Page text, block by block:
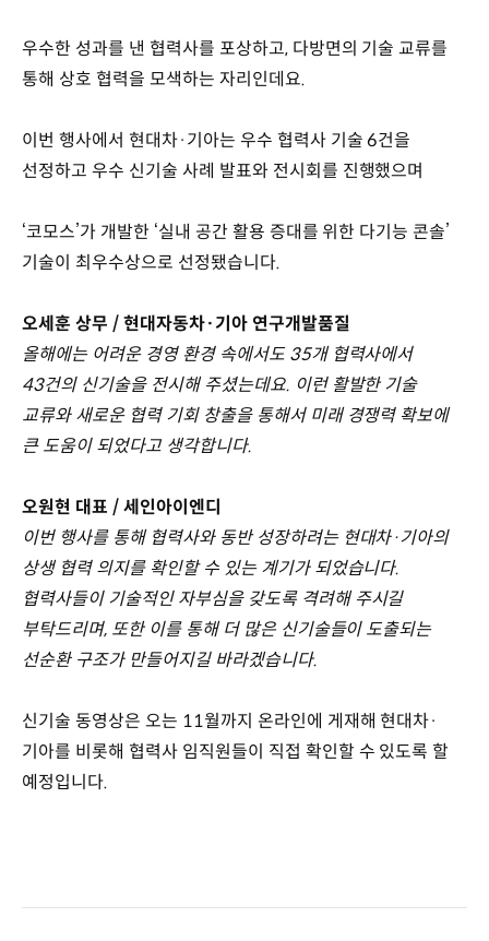
우수한 성과를 낸 협력사를 포상하고, 다방면의 기술 교류를
통해 상호 협력을 모색하는 자리인데요.
이번 행사에서 현대차·기아는 우수 협력사 기술 6건을
선정하고 우수 신기술 사례 발표와 전시회를 진행했으며
‘코모스’가 개발한 ‘실내 공간 활용 증대를 위한 다기능 콘솔’
기술이 최우수상으로 선정됐습니다.
오세훈 상무 / 현대자동차·기아 연구개발품질
올해에는 어려운 경영 환경 속에서도 35개 협력사에서
43건의 신기술을 전시해 주셨는데요. 이런 활발한 기술
교류와 새로운 협력 기회 창출을 통해서 미래 경쟁력 확보에
큰 도움이 되었다고 생각합니다.
오원현 대표 / 세인아이엔디
이번 행사를 통해 협력사와 동반 성장하려는 현대차·기아의
상생 협력 의지를 확인할 수 있는 계기가 되었습니다.
협력사들이 기술적인 자부심을 갖도록 격려해 주시길
부탁드리며, 또한 이를 통해 더 많은 신기술들이 도출되는
선순환 구조가 만들어지길 바라겠습니다.
신기술 동영상은 오는 11월까지 온라인에 게재해 현대차·
기아를 비롯해 협력사 임직원들이 직접 확인할 수 있도록 할
예정입니다.